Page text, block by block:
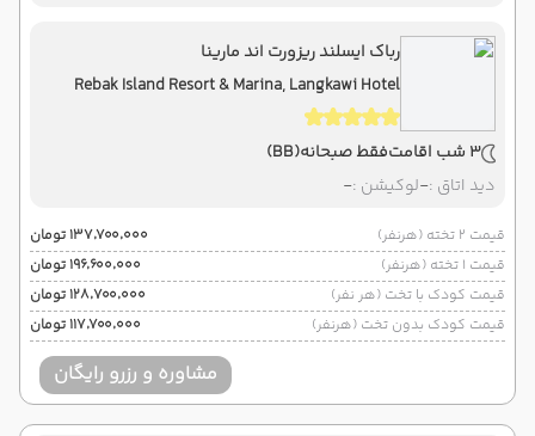
رباک ایسلند ریزورت اند مارینا
Rebak Island Resort & Marina, Langkawi Hotel
3 شب اقامت فقط صبحانه(BB)
دید اتاق :-لوکیشن :-
قیمت 2 تخته (هرنفر)
۱۳۷٬۷۰۰٬۰۰۰ تومان
قیمت 1 تخته (هرنفر)
۱۹۶٬۶۰۰٬۰۰۰ تومان
قیمت کودک با تخت (هر نفر)
۱۲۸٬۷۰۰٬۰۰۰ تومان
قیمت کودک بدون تخت (هرنفر)
۱۱۷٬۷۰۰٬۰۰۰ تومان
مشاوره و رزرو رایگان